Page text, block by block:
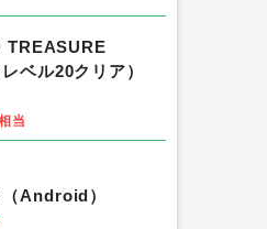
TREASURE
ベル20クリア）
当
Android）